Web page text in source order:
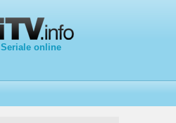
Seriale online